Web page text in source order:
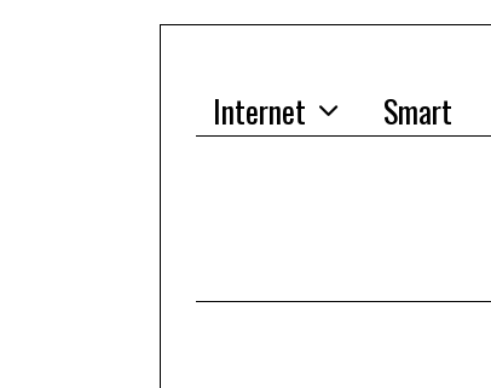
Internet Smart